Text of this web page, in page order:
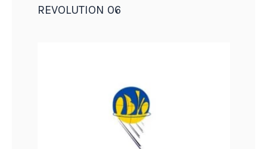
REVOLUTION 06